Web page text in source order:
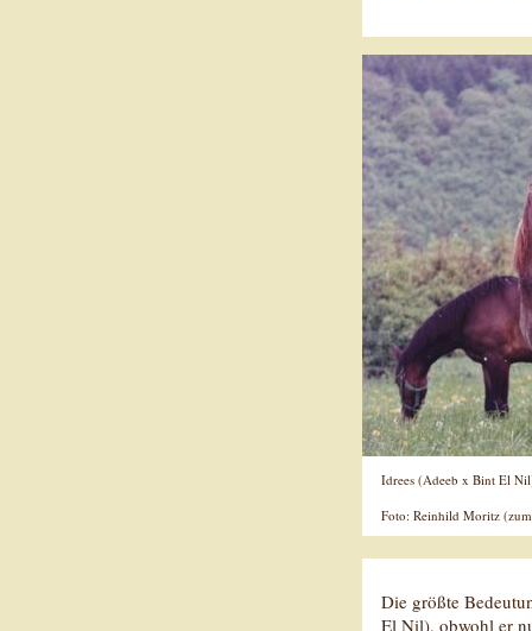
Idrees (Adeeb x Bint El
Foto: Reinhild Moritz
Die größte
El Nil), obwohl er